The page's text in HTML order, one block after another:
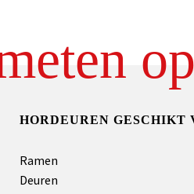
HORDEUREN GESCHIKT
Ramen
Deuren